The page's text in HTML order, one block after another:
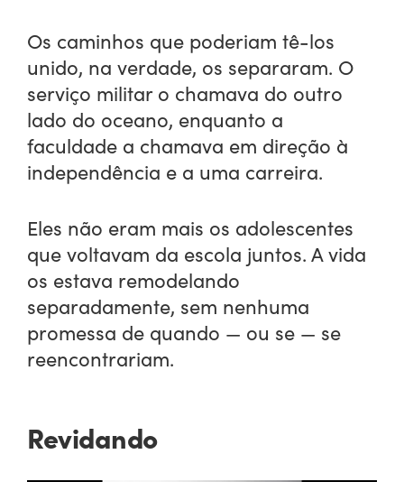
Os caminhos que poderiam tê-los
unido, na verdade, os separaram. O
serviço militar o chamava do outro
lado do oceano, enquanto a
faculdade a chamava em direção à
independência e a uma carreira.
Eles não eram mais os adolescentes
que voltavam da escola juntos. A vida
os estava remodelando
separadamente, sem nenhuma
promessa de quando — ou se — se
reencontrariam.
Revidando